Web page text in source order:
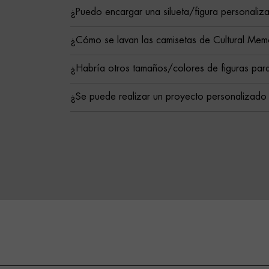
¿Puedo encargar una silueta/figura
¿Cómo se lavan las camisetas de Cultural
¿Habría otros tamaños/colores de figuras
¿Se puede realizar un proyecto personalizado